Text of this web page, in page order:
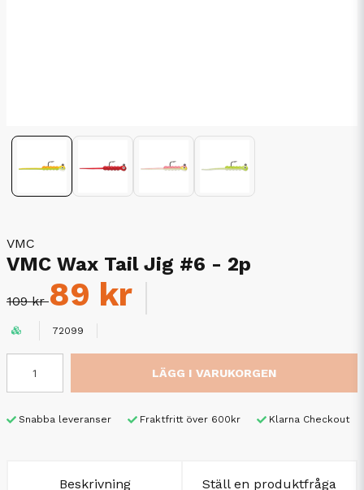
VMC
VMC Wax Tail Jig #6 - 2p
109 kr89 kr
72099
LÄGG I VARUKORGEN
Snabba leveranser Fraktfritt över 600kr Klarna Checkout
Beskrivning Ställ en produktfråga